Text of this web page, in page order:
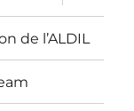
le
sous-
menu
de l’ALDIL